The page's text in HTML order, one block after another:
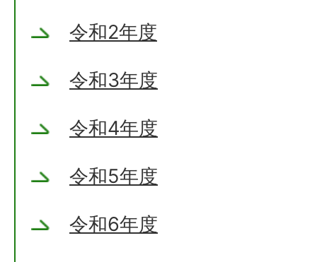
令和2年度
令和3年度
令和4年度
令和5年度
令和6年度